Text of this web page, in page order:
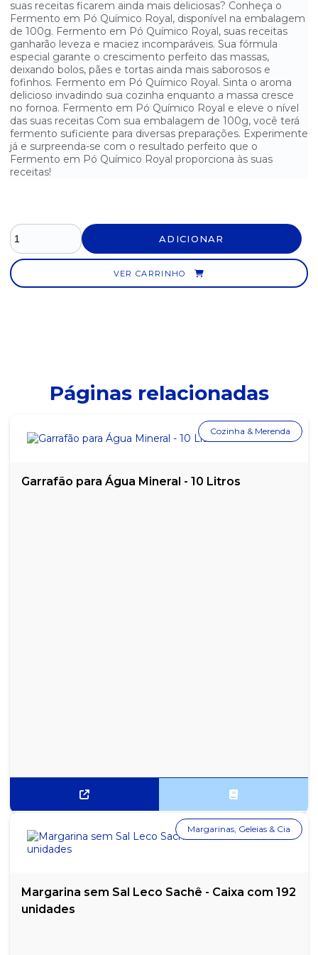
FERMENTO BIOLÓGICO FLEISCHMANN 10G
FERMENTO BIOLÓGICO ITAIQUARA 500G
FERMENTO EM PÓ QUÍMICO ROYAL DE 100G
FERMENTO EM PÓ ROYAL 250G
FLOCOS DE COCO SOCOCO 100G
GRANULADO COLORIDO MIL CORES 150G
LEITE CONDENSADO ITAMBÉ - LATA 395G
LEITE CONDENSADO MOÇA NESTLÉ - LATA 395G
LEITE DE COCO SOCOCO - 200ML
suas receitas ficarem ainda mais deliciosas? Conheça o
Fermento em Pó Químico Royal, disponível na embalagem
de 100g. Fermento em Pó Químico Royal, suas receitas
ganharão leveza e maciez incomparáveis. Sua fórmula
especial garante o crescimento perfeito das massas,
deixando bolos, pães e tortas ainda mais saborosos e
fofinhos. Fermento em Pó Químico Royal. Sinta o aroma
delicioso invadindo sua cozinha enquanto a massa cresce
no fornoa. Fermento em Pó Químico Royal e eleve o nível
das suas receitas Com sua embalagem de 100g, você terá
fermento suficiente para diversas preparações. Experimente
já e surpreenda-se com o resultado perfeito que o
Fermento em Pó Químico Royal proporciona às suas
receitas!
ADICIONAR
VER CARRINHO
Páginas relacionadas
Garrafão para Água Mineral - 10 Litros
Cozinha & Merenda
Margarina sem Sal Leco Sachê - Caixa com 192
unidades
Margarinas, Geleias & Cia